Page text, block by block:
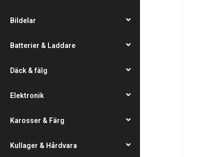
Bildelar
Batterier & Laddare
Däck & fälg
Elektronik
Karosser & Färg
Kullager & Hårdvara